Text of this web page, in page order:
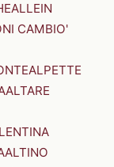
ALLEIN
CAMBIO'
ALPETTE
ALTARE
ALTINO